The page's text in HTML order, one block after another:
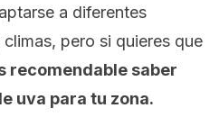
a diferentes
pero si quieres que
recomendable saber
uva para tu zona.